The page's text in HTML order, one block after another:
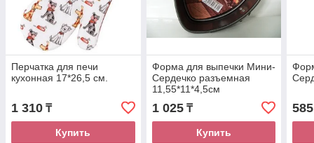
Перчатка для печи
кухонная 17*26,5 см.
1 310 ₸
Купить
Форма для выпечки Мини-
Сердечко разъемная
11,55*11*4,5см
1 025₸
Купить
585